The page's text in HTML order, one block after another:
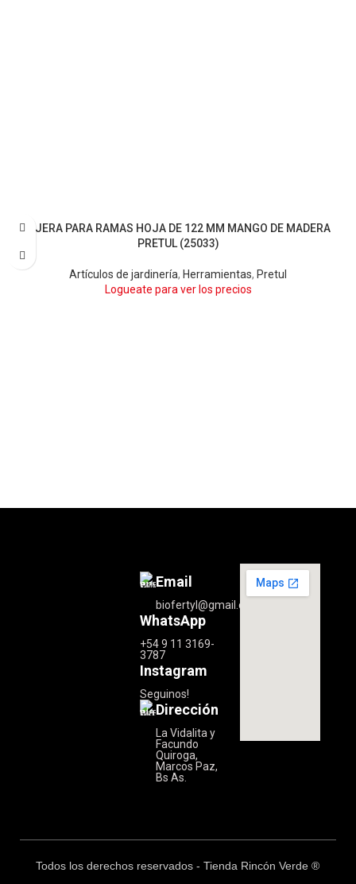
TIJERA PARA RAMAS HOJA DE 122 MM MANGO DE MADERA
PRETUL (25033)
Artículos de jardinería, Herramientas, Pretul
Logueate para ver los precios
Email
biofertyl@gmail.com
WhatsApp
+54 9 11 3169-
3787
Instagram
Seguinos!
Dirección
La Vidalita y
Facundo
Quiroga,
Marcos Paz,
Bs As.
Todos los derechos reservados - Tienda Rincón Verde ®